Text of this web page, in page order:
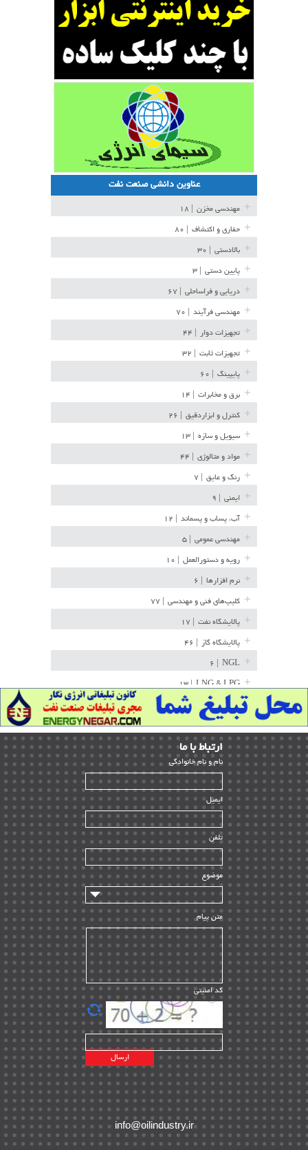
عناوین دانشی صنعت نفت
مهندسی مخزن
حفاری و اکتشاف
بالادستی
پایین دستی
دریایی و فراساحلی
مهندسی فرآیند
تجهیزات دوار
تجهیزات ثابت
پایپینگ
برق و مخابرات
کنترل و ابزاردقیق
سیویل و سازه
مواد و متالوژی
رنگ و عایق
ایمنی
آب، پساب و پسماند
مهندسی عمومی
رویه و دستورالعمل
نرم افزارها
کلیپ‌های فنی و مهندسی
پالایشگاه نفت
پالایشگاه گاز
NGL
LNG & LPG | ۱۳
خط لوله | ۳۶
مخازن ذخیره | ۱۵
پتروشیمی | ۱۴
بازرسی و QC | ۱۵
HSE | ۳۹
ساخت و نصب | ۱۲
راه اندازی | ۹
سازندگان و تامین کنندگان | ۱۰
تامین مالی و سرمایه گذاری | ۳۲
ماشین آلات
مدیریت پروژه
مدیریت دانش
مدیریت سازمانی و عمومی | ۲
تأمین کالا | ۱۳
EPC | ۲۰
پیمانکاران بین المللی | ۸
اطلاعات انرژی کشورها | ۱۴
پروژه های خارجی | ۱۵
نقشه های نفت و گاز خارجی | ۱۰
شرکت های نفتی | ۱۴
پلانت های فعال | ۴۰
طرح ها و پروژه ها | ۳۵
ارﺗﺒﺎط ﺑﺎ ما
ﻧﺎم و ﻧﺎم ﺧﺎﻧﻮادﮔﻰ
ایمیل
تلفن
موضوع
متن پیام
کد امنیتی
info@oilindustry.ir